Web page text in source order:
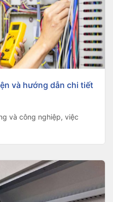
và hướng dẫn chi tiết
và công nghiệp, việc